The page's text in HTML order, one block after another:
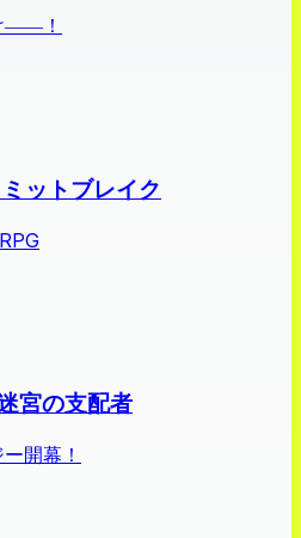
――！
ットブレイク
宮の支配者
開幕！